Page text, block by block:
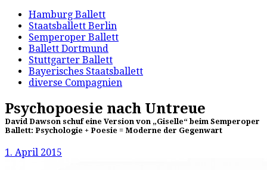
Hamburg Ballett
Staatsballett Berlin
Semperoper Ballett
Ballett Dortmund
Stuttgarter Ballett
Bayerisches Staatsballett
diverse Compagnien
Psychopoesie nach Untreue
David Dawson schuf eine Version von „Giselle“ beim Semperoper
Ballett: Psychologie + Poesie = Moderne der Gegenwart
1. April 2015